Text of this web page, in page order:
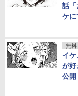
話「
ケに
無料
イケ
が好
公開